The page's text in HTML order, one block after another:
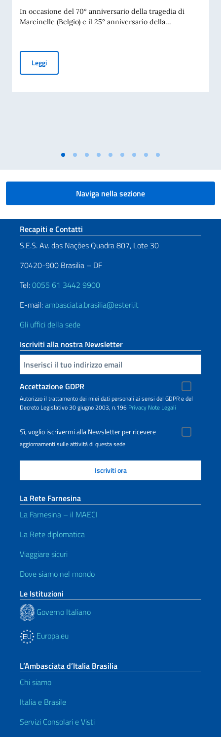
In occasione del 70° anniversario della tragedia di
Marcinelle (Belgio) e il 25° anniversario della...
LeggiGiornata nazionale del sacrificio del lavoro italiano nel
Naviga nella sezione
Sezione footer
Recapiti e Contatti
S.E.S. Av. das Nações Quadra 807, Lote 30
70420-900 Brasilia – DF
Tel:0055 61 3442 9900
E-mail:ambasciata.brasilia@esteri.it
Gli uffici della sede
Iscriviti alla nostra Newsletter
Inserisci la tua email
Accettazione GDPR
Autorizzo il trattamento dei miei dati personali ai sensi del GDPR e del
Decreto Legislativo 30 giugno 2003, n.196 Privacy Note Legali
Sì, voglio iscrivermi alla Newsletter per ricevere
aggiornamenti sulle attività di questa sede
La Rete Farnesina
La Farnesina – il MAECI
La Rete diplomatica
Viaggiare sicuri
Dove siamo nel mondo
Le Istituzioni
Governo Italiano
Europa.eu
L’Ambasciata d’Italia Brasilia
Chi siamo
Italia e Brasile
Servizi Consolari e Visti